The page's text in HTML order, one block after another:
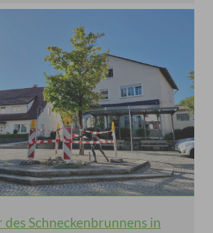
des Schneckenbrunnens in